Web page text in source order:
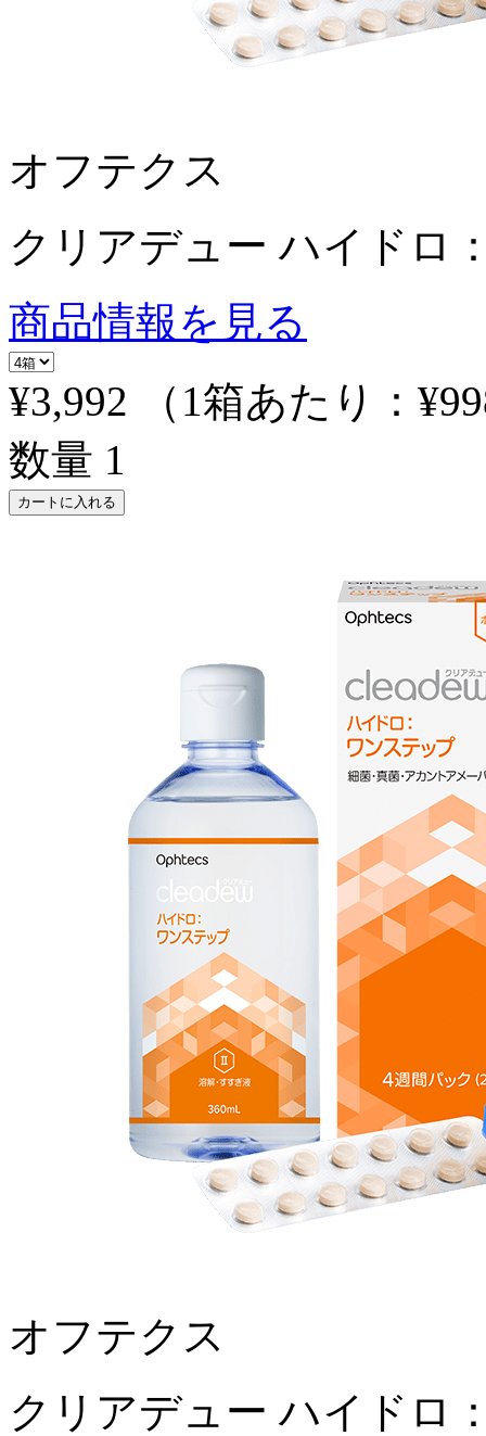
オフテクス
クリアデュー ハイドロ
商品情報を見る
¥3,992
（1箱あたり：
数量 1
カートに入れる
オフテクス
クリアデュー ハイドロ